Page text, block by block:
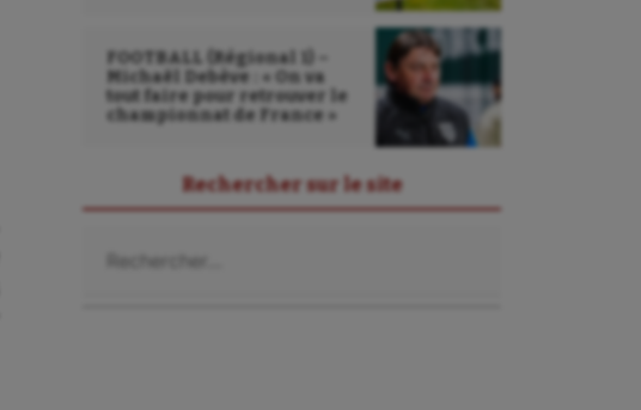
FOOTBALL (Régional 1) –
Michaël Debève : « On va
tout faire pour retrouver le
championnat de France »
Rechercher sur le site